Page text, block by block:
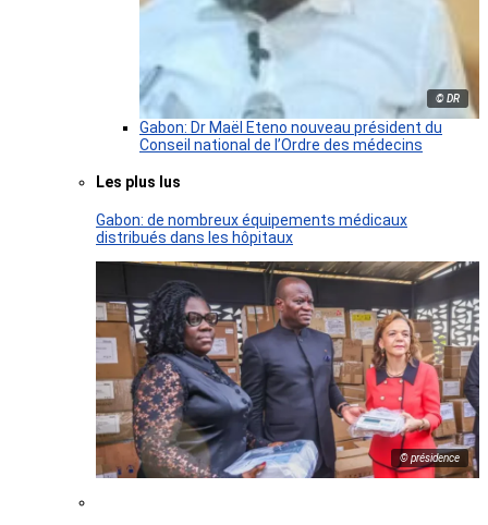
© DR
Gabon: Dr Maël Eteno nouveau président du
Conseil national de l’Ordre des médecins
Les plus lus
Gabon: de nombreux équipements médicaux
distribués dans les hôpitaux
© présidence